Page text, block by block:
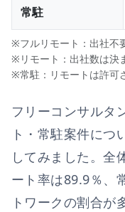
常駐
※フルリモート：出社不
※リモート：出社数は決
※常駐：リモートは許可
フリーコンサルタ
ト・常駐案件につ
してみました。全
ート率は89.9％、
トワークの割合が